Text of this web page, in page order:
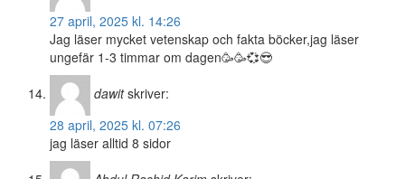
27 april, 2025 kl. 14:26
Jag läser mycket vetenskap och fakta böcker,jag läser
ungefär 1-3 timmar om dagen🥳🥳💞😎
dawit skriver:
28 april, 2025 kl. 07:26
jag läser alltid 8 sidor